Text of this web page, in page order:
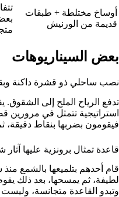
أوساخ مختلطة + طبقات
قديمة من الورنيش
بعض السيناريوهات
نصب ساحلي ذو قشرة داكنة
تدفع الرياح الملح إلى
استراتيجية تتمثل في مرورين
فيقومون بضربها بنقاط دقيقة،
قاعدة تمثال برونزية عليها
قام أحدهم بتلميعها بالشمع
لطيفة، ثم يمسحها، بعد ذلك
وتبدو القاعدة متجانسة، وليست